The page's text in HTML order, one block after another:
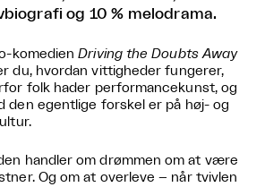
og 10 % melodrama.
komedienDriving the Doubts Away
du, hvordan vittigheder fungerer,
folk hader performancekunst, og
den egentlige forskel er på høj- og
handler om drømmen om at være
Og om at overleve – når tvivlen